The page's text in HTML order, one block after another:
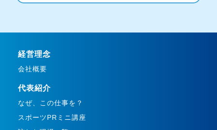
経営理念
会社概要
代表紹介
なぜ、この仕事を？
スポーツPRミニ講座